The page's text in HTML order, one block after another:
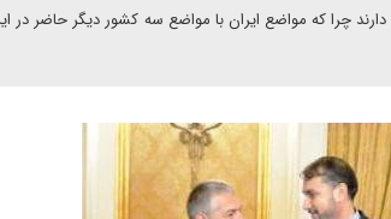
چرا که مواضع ایران با مواضع سه کشور دیگر حاضر در